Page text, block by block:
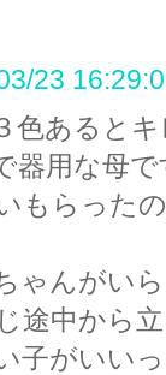
23
色あると
器用な母で
もらった
ゃんがい
途中から
子がいい